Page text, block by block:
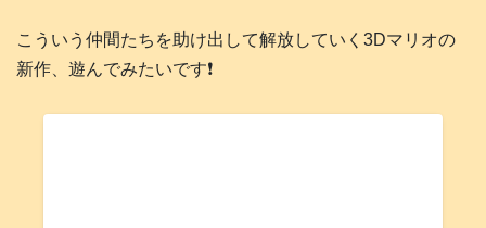
こういう仲間たちを助け出して解放していく3Dマリオの
新作、遊んでみたいです❗️